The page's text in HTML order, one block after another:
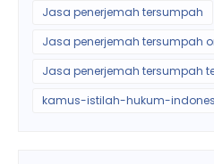
Jasa penerjemah tersumpah
Jasa penerjemah tersumpah
Jasa penerjemah tersumpah
kamus-istilah-hukum-